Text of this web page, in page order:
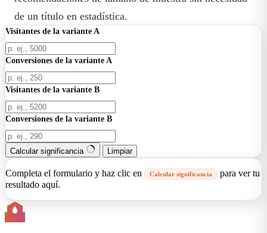
de un título en estadística.
Visitantes de la variante A
Conversiones de la variante A
Visitantes de la variante B
Conversiones de la variante B
Calcular significancia Limpiar
Completa el formulario y haz clic en Calcular significancia
para ver tu
resultado aquí.